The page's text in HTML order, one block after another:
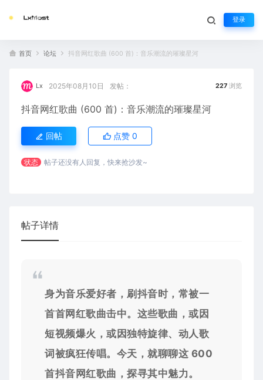
登录
首页 论坛 抖音网红歌曲 (600 首)：音乐潮流的璀璨星河
Lx 2025年08月10日 发帖： 227 浏览
抖音网红歌曲 (600 首)：音乐潮流的璀璨星河
回帖 点赞 0
状态 帖子还没有人回复，快来抢沙发~
帖子详情
身为音乐爱好者，刷抖音时，常被一
首首网红歌曲击中。这些歌曲，或因
短视频爆火，或因独特旋律、动人歌
词被疯狂传唱。今天，就聊聊这 600
首抖音网红歌曲，探寻其中魅力。